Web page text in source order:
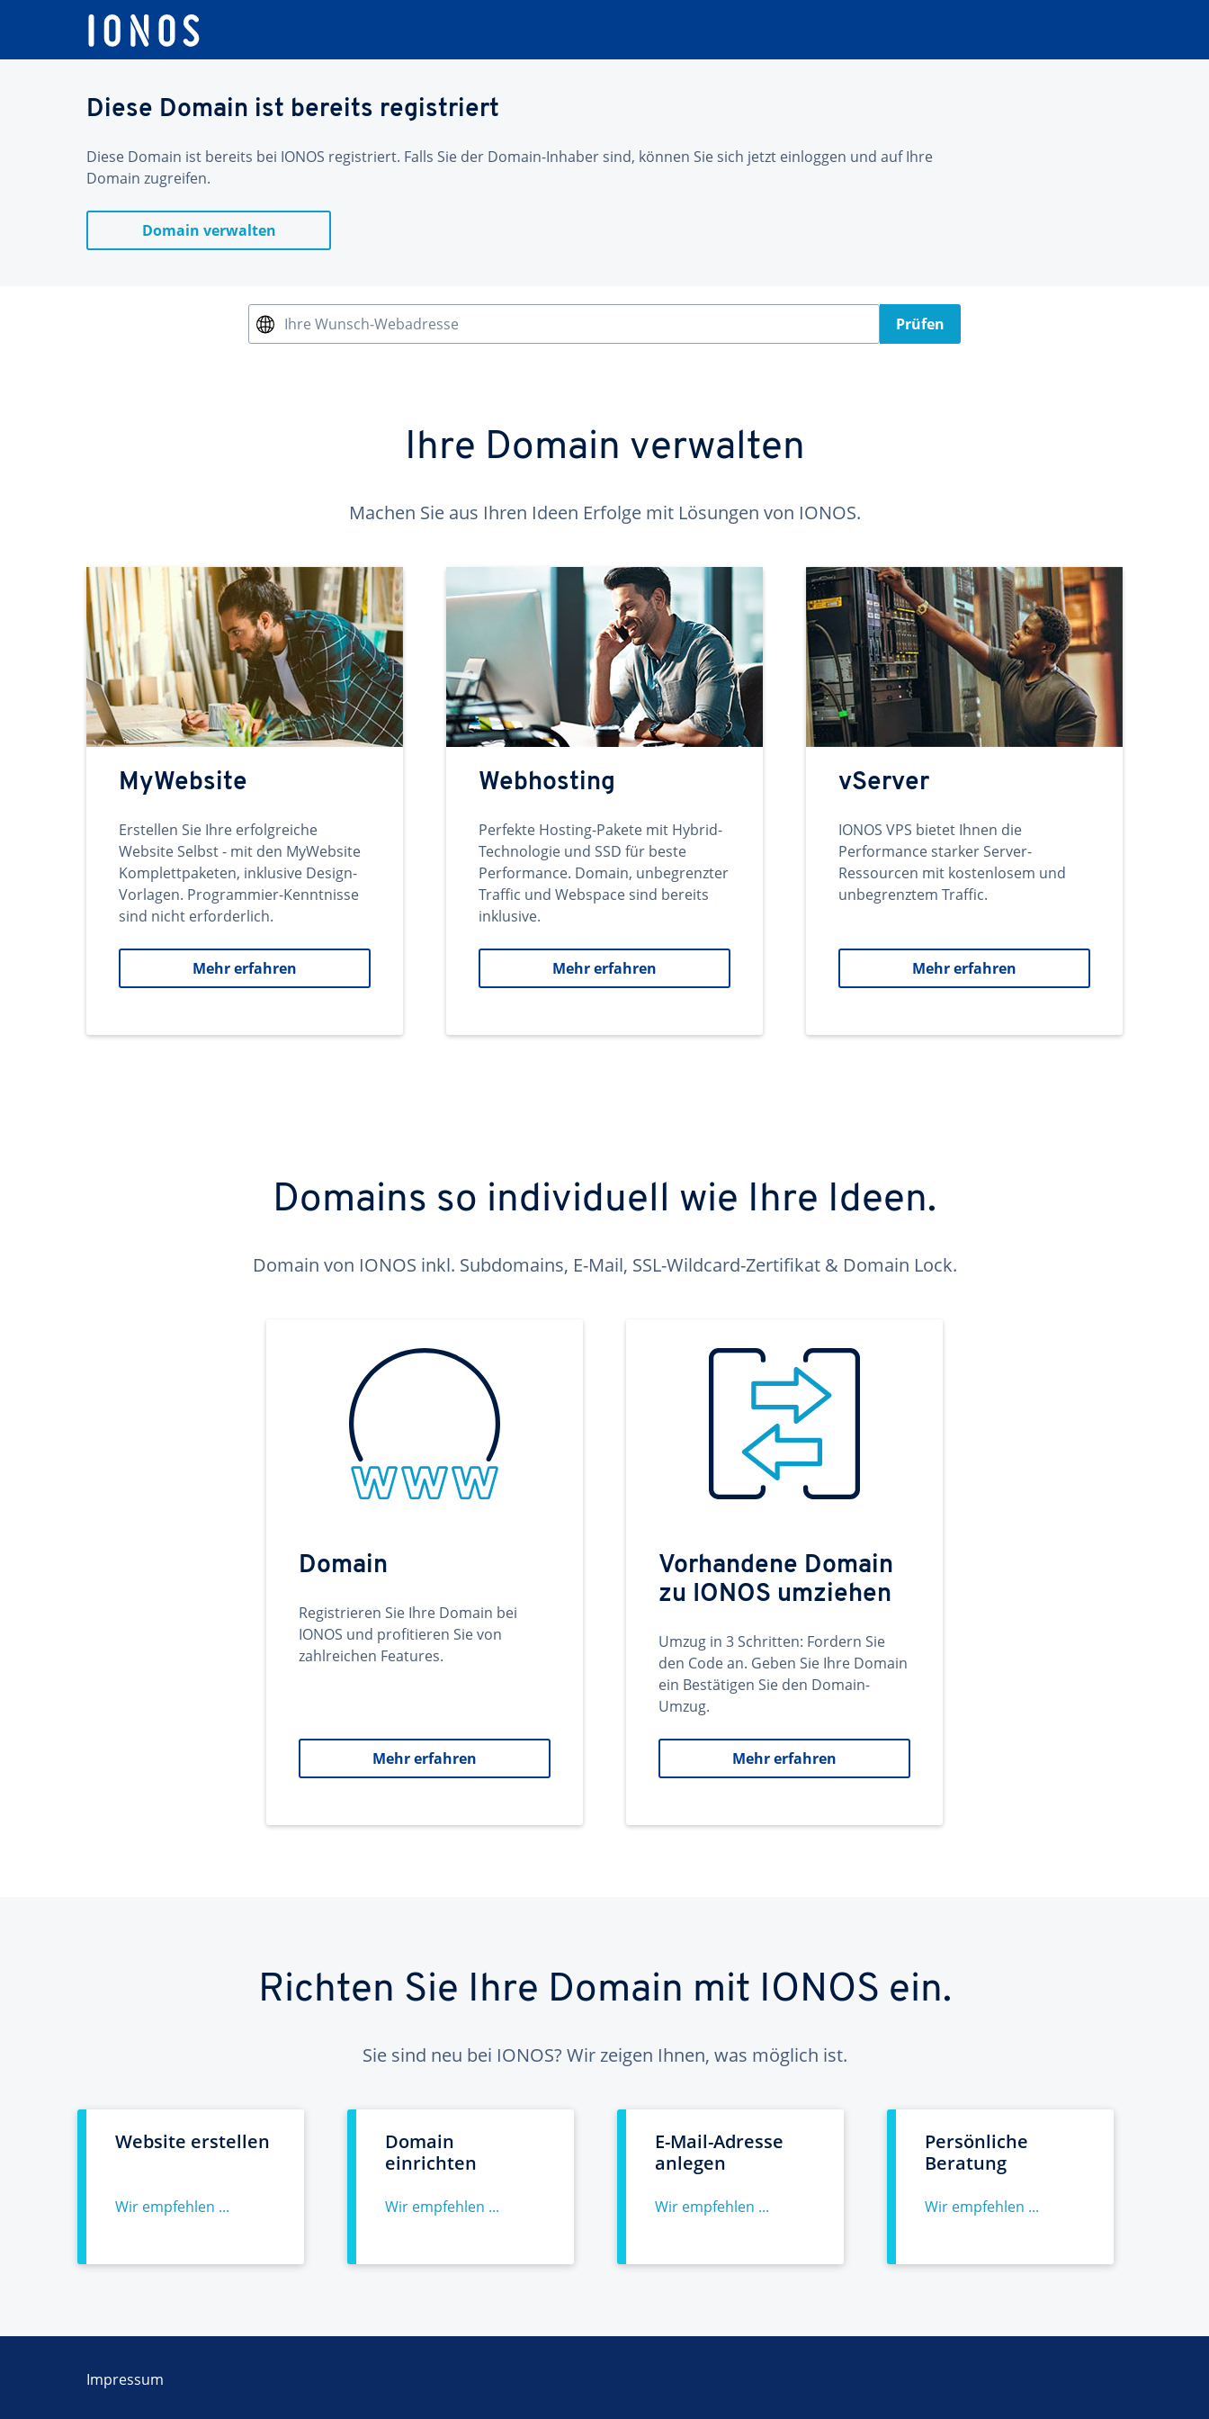
Diese Domain ist bereits registriert
Diese Domain ist bereits bei IONOS registriert. Falls Sie der Domain-Inhaber sind, können Sie sich jetzt einloggen und auf Ihre
Domain zugreifen.
Domain verwalten
Ihre Wunsch-Webadresse Prüfen
Ihre Domain verwalten
Machen Sie aus Ihren Ideen Erfolge mit Lösungen von IONOS.
MyWebsite
Erstellen Sie Ihre erfolgreiche
Website Selbst - mit den MyWebsite
Komplettpaketen, inklusive Design-
Vorlagen. Programmier-Kenntnisse
sind nicht erforderlich.
Mehr erfahren
Webhosting
Perfekte Hosting-Pakete mit Hybrid-
Technologie und SSD für beste
Performance. Domain, unbegrenzter
Traffic und Webspace sind bereits
inklusive.
Mehr erfahren
vServer
IONOS VPS bietet Ihnen die
Performance starker Server-
Ressourcen mit kostenlosem und
unbegrenztem Traffic.
Mehr erfahren
Domains so individuell wie Ihre Ideen.
Domain von IONOS inkl. Subdomains, E-Mail, SSL-Wildcard-Zertifikat & Domain Lock.
Domain
Registrieren Sie Ihre Domain bei
IONOS und profitieren Sie von
zahlreichen Features.
Mehr erfahren
Vorhandene Domain
zu IONOS umziehen
Umzug in 3 Schritten: Fordern Sie
den Code an. Geben Sie Ihre Domain
ein Bestätigen Sie den Domain-
Umzug.
Mehr erfahren
Richten Sie Ihre Domain mit IONOS ein.
Sie sind neu bei IONOS? Wir zeigen Ihnen, was möglich ist.
Website erstellen
Wir empfehlen ...
Domain
einrichten
Wir empfehlen ...
E-Mail-Adresse
anlegen
Wir empfehlen ...
Persönliche
Beratung
Wir empfehlen ...
Impressum